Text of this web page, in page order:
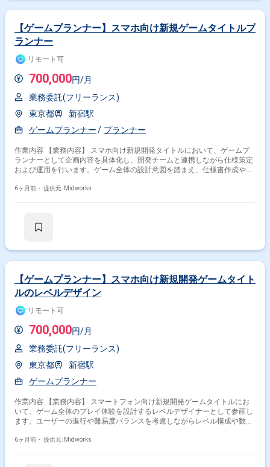
【ゲームプランナー】スマホ向け新規ゲームタイトルプ
ランナー
リモート可
700,000円/月
業務委託(フリーランス)
東京都
新宿駅
ゲームプランナー
プランナー
作業内容 【業務内容】 スマホ向け新規開発タイトルにおいて、ゲームプ
ランナーとして企画内容を具体化し、開発チームと連携しながら仕様策定
および運用を行います。ゲーム全体の設計意図を踏まえ、仕様書作成やデ
います。 【作業内容】 ・ゲーム仕様書の作成および修正対応 ・既存仕様
6ヶ月前・ 提供元: Midworks
【ゲームプランナー】スマホ向け新規開発ゲームタイト
ルのレベルデザイン
リモート可
700,000円/月
業務委託(フリーランス)
東京都
新宿駅
ゲームプランナー
作業内容 【業務内容】 スマートフォン向け新規開発ゲームタイトルにお
いて、ゲーム全体のプレイ体験を設計するレベルデザイナーとして参画し
ます。ユーザーの進行や難易度バランスを考慮しながらレベル構成や数値
す。企画意図を反映したレベル設計を行い、開発チームと連携しながら品
6ヶ月前・ 提供元: Midworks
掛け合わせ条件で絞り込む
特徴で絞り込む
ゲームプランナー × 副業